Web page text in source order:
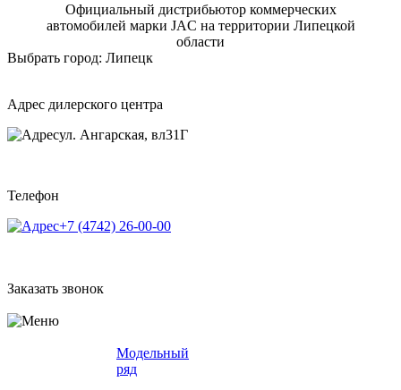
Официальный дистрибьютор коммерческих
автомобилей марки JAC на территории Липецкой
области
Выбрать город: Липецк
Адрес дилерского центра
ул. Ангарская, вл31Г
Телефон
+7 (4742) 26-00-00
Заказать звонок
Модельный
ряд